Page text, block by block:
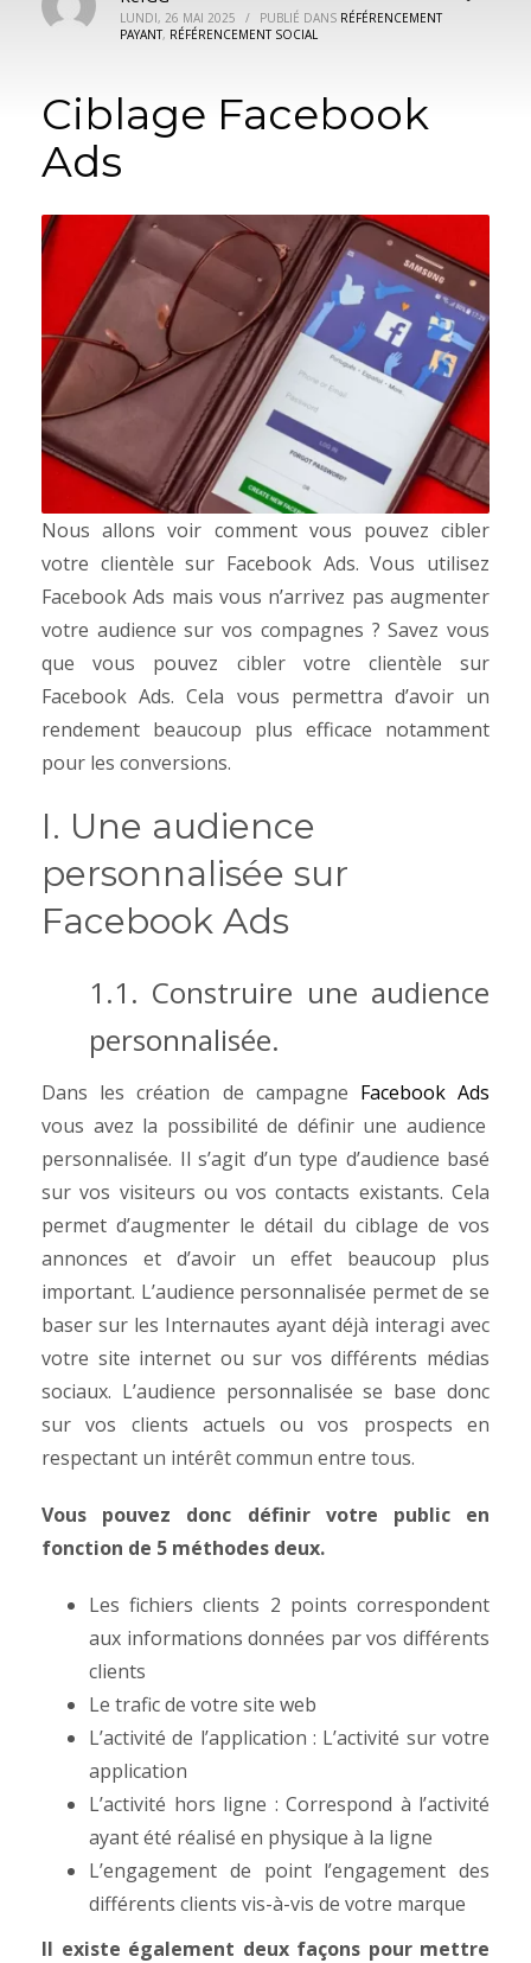
LUNDI, 26 MAI 2025 / PUBLIÉ DANS RÉFÉRENCEMENT
PAYANT, RÉFÉRENCEMENT SOCIAL
Ciblage Facebook
Ads
Nous allons voir comment vous pouvez cibler
votre clientèle sur Facebook Ads.Vous utilisez
Facebook Ads mais vous n’arrivez pas augmenter
votre audience sur vos compagnes ? Savez vous
que vous pouvez cibler votre clientèle sur
Facebook Ads. Cela vous permettra d’avoir un
rendement beaucoup plus efficace notamment
pour les conversions.
I. Une audience
personnalisée sur
Facebook Ads
1.1. Construire une audience
personnalisée.
Dans les création de campagne Facebook Ads
vous avez la possibilité de définir une audience
personnalisée. Il s’agit d’un type d’audience basé
sur vos visiteurs ou vos contacts existants. Cela
permet d’augmenter le détail du ciblage de vos
annonces et d’avoir un effet beaucoup plus
important. L’audience personnalisée permet de se
baser sur les Internautes ayant déjà interagi avec
votre site internet ou sur vos différents médias
sociaux. L’audience personnalisée se base donc
sur vos clients actuels ou vos prospects en
respectant un intérêt commun entre tous.
Vous pouvez donc définir votre public en
fonction de 5 méthodes deux.
Les fichiers clients 2 points correspondent
aux informations données par vos différents
clients
Le trafic de votre site web
L’activité de l’application : L’activité sur votre
application
L’activité hors ligne : Correspond à l’activité
ayant été réalisé en physique à la ligne
L’engagement de point l’engagement des
différents clients vis-à-vis de votre marque
Il existe également deux façons pour mettre